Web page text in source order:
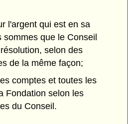
l'argent qui est en sa
sommes que le Conseil
selon des
de la même façon;
comptes et toutes les
Fondation selon les
du Conseil.